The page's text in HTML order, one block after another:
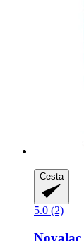
Cesta
5.0 (2)
Novalac